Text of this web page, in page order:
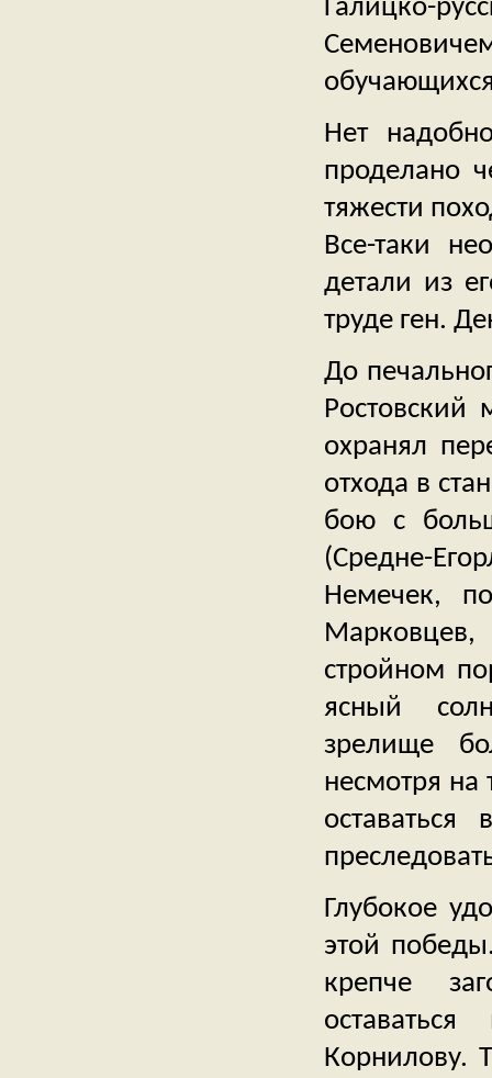
Галицко-
Нет
проделано
тяжести
Все-таки
детали из
труде ген.
До
Ростовский
охранял
отхода в
бою с
(Средне-
Немечек,
стройном
ясный
зрелище
несмотря на
Глубокое
этой
крепче
Корнилову.